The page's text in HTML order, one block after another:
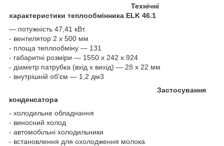
Технічні
характеристики теплообмінника ELK 46.1
— потужність 47,41 кВт.
- вентилятор 2 х 500 мм
- площа теплообміну — 131
- габаритні розміри — 1550 х 242 х 924
- діаметр патрубка (вхід х вихід) — 28 х 22 мм
- внутрішній об'єм — 1,2 дм3
Застосування
конденсатора
- холодильне обладнання
- виносний холод
- автомобільні холодильники
- встановлення для охолодження молока